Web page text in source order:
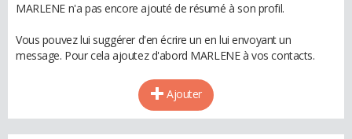
MARLENE n'a pas encore ajouté de résumé à son profil.
Vous pouvez lui suggérer d'en écrire un en lui envoyant un
message. Pour cela ajoutez d'abord MARLENE à vos contacts.
Ajouter